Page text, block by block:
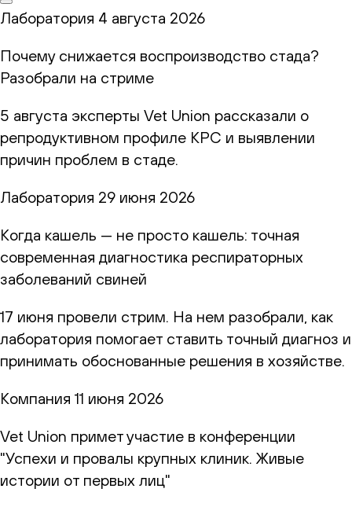
Лаборатория 4 августа 2026
Почему снижается воспроизводство стада?
Разобрали на стриме
5 августа эксперты Vet Union рассказали о
репродуктивном профиле КРС и выявлении
причин проблем в стаде.
Лаборатория 29 июня 2026
Когда кашель — не просто кашель: точная
современная диагностика респираторных
заболеваний свиней
17 июня провели стрим. На нем разобрали, как
лаборатория помогает ставить точный диагноз и
принимать обоснованные решения в хозяйстве.
Компания 11 июня 2026
Vet Union примет участие в конференции
"Успехи и провалы крупных клиник. Живые
истории от первых лиц"